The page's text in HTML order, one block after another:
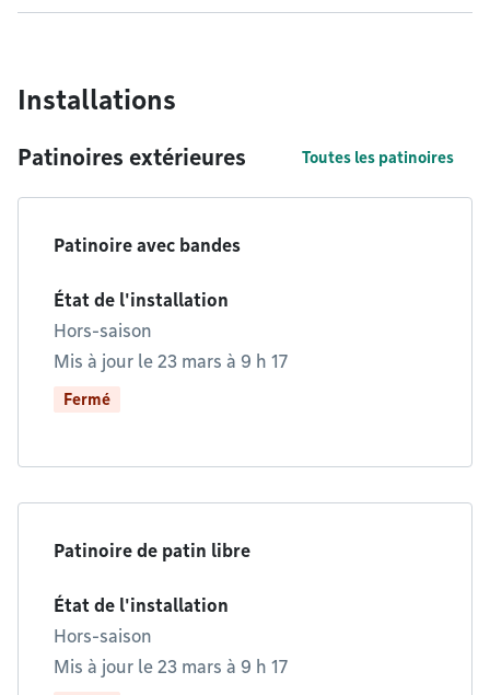
Installations
Patinoires extérieures Toutes les patinoires
Patinoire avec bandes
État de l'installation
Hors-saison
Mis à jour le 23 mars à 9 h 17
Fermé
Patinoire de patin libre
État de l'installation
Hors-saison
Mis à jour le 23 mars à 9 h 17